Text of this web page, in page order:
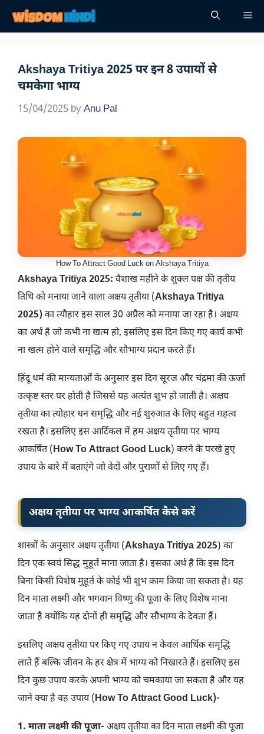
content
Akshaya Tritiya 2025 पर इन 8 उपायों से
चमकेगा भाग्य
15/04/2025 byAnu Pal
How To Attract Good Luck on Akshaya Tritiya
Akshaya Tritiya 2025: वैशाख महीने के शुक्ल पक्ष की तृतीय
तिथि को मनाया जाने वाला अक्षय तृतीया (Akshaya Tritiya
2025) का त्यौहार इस साल 30 अप्रैल को मनाया जा रहा है। अक्षय
का अर्थ है जो कभी ना खत्म हो, इसलिए इस दिन किए गए कार्य कभी
ना खत्म होने वाले समृद्धि और सौभाग्य प्रदान करते हैं।
हिंदू धर्म की मान्यताओं के अनुसार इस दिन सूरज और चंद्रमा की ऊर्जा
उत्कृष्ट स्तर पर होती है जिससे यह अत्यंत शुभ हो जाती है। अक्षय
तृतीया का त्योहार धन समृद्धि और नई शुरुआत के लिए बहुत महत्व
रखता है। इसलिए इस आर्टिकल में हम अक्षय तृतीया पर भाग्य
आकर्षित (How To Attract Good Luck) करने के परखे हुए
उपाय के बारे में बताएंगे जो वेदों और पुराणों से लिए गए हैं।
अक्षय तृतीया पर भाग्य आकर्षित कैसे करें
शास्त्रों के अनुसार अक्षय तृतीया (Akshaya Tritiya 2025) का
दिन एक स्वयं सिद्ध मुहूर्त माना जाता है। इसका अर्थ है कि इस दिन
बिना किसी विशेष मुहूर्त के कोई भी शुभ काम किया जा सकता है। यह
दिन माता लक्ष्मी और भगवान विष्णु की पूजा के लिए विशेष माना
जाता है क्योंकि यह दोनों ही समृद्धि और सौभाग्य के देवता हैं।
इसलिए अक्षय तृतीया पर किए गए उपाय न केवल आर्थिक समृद्धि
लाते हैं बल्कि जीवन के हर क्षेत्र में भाग्य को निखारते हैं। इसलिए इस
दिन कुछ उपाय करके अपनी भाग्य को चमकाया जा सकता है और यह
जाने क्या है वह उपाय (How To Attract Good Luck)-
1. माता लक्ष्मी की पूजा- अक्षय तृतीया का दिन माता लक्ष्मी की पूजा